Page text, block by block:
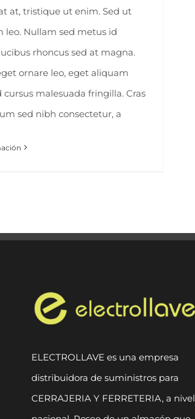
at, tristique ut enim. Sed ut
leo. Nullam sed metus id
rhoncus sed at magna.
ornare leo, eget aliquam
cursus malesuada fringilla. Cras
sed nibh consectetur, a
ELECTROLLAVE es una empresa
distribuidora de suministros para
CERRAJERIA Y FERRETERIA, a nivel